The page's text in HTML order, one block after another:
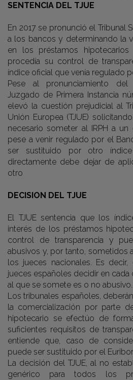
SENTENCIA DEL TJUE
En 2017 se pronunció el Tribunal
a los bancos y determinando la
en los préstamos
procedía su control de
índice oficial que venía regulado
Pese al pronunciamiento del
Juzgado de Primera Instancia
elevó la cuestión prejudicial al
Unión Europea (TJUE)
necesario someter al IRPH a
pese a venir regulado por el
ser sustituido por otro
directamente debe dejar de
otro
DECISION DEL TJUE
El TJUE sentencia que los
interés de los préstamos
control de transparencia y
abusivos y, por tanto, sometidos
los jueces nacionales. Es
jueces españoles decidir en cada
al que se somete es o no abusivo.
Los tribunales españoles,
la comercialización por parte
hipotecario se efectúo de
suficientes requisitos de
entiende que, caso de
puede ser sustituido por el
La decisión del TJUE, al no
genérico para todos los